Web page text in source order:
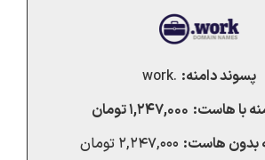
.work
۱,۲۴۷,۰۰۰ تومان
۲,۲۴۷,۰۰۰ تومان